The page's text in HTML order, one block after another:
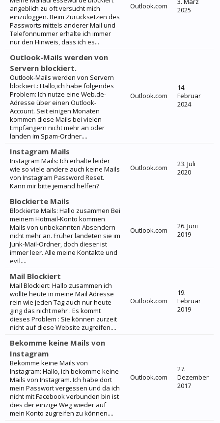
angeblich zu oft versucht mich
einzuloggen. Beim Zurücksetzen des
Passworts mittels anderer Mail und
Telefonnummer erhalte ich immer
nur den Hinweis, dass ich es...
Outlook.com
2025
Outlook-Mails werden von
Servern blockiert.
Outlook-Mails werden von Servern
blockiert.: Hallo,ich habe folgendes
Problem: Ich nutze eine Web.de-
Adresse über einen Outlook-
Account. Seit einigen Monaten
kommen diese Mails bei vielen
Empfängern nicht mehr an oder
landen im Spam-Ordner....
Outlook.com
14.
Februar
2024
Instagram Mails
Instagram Mails: Ich erhalte leider
wie so viele andere auch keine Mails
von Instagram Password Reset.
Kann mir bitte jemand helfen?
Outlook.com
23. Juli
2020
Blockierte Mails
Blockierte Mails: Hallo zusammen Bei
meinem Hotmail-Konto kommen
Mails von unbekannten Absendern
nicht mehr an. Früher landeten sie im
Junk-Mail-Ordner, doch dieser ist
immer leer. Alle meine Kontakte und
evtl....
Outlook.com
26. Juni
2019
Mail Blockiert
Mail Blockiert: Hallo zusammen ich
wollte heute in meine Mail Adresse
rein wie jeden Tag auch nur heute
ging das nicht mehr . Es kommt
dieses Problem : Sie können zurzeit
nicht auf diese Website zugreifen....
Outlook.com
19.
Februar
2019
Bekomme keine Mails von
Instagram
Bekomme keine Mails von
Instagram: Hallo, ich bekomme keine
Mails von Instagram. Ich habe dort
mein Passwort vergessen und da ich
nicht mit Facebook verbunden bin ist
dies der einzige Weg wieder auf
mein Konto zugreifen zu können....
Outlook.com
27.
Dezember
2017